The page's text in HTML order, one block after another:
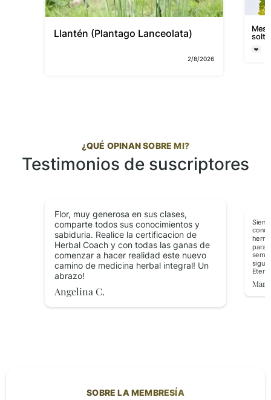
Llantén (Plantago Lanceolata)
2/8/2026
Mes
❤️
¿QUÉ OPINAN SOBRE MI?
Testimonios de suscriptores
Flor, muy generosa en sus clases,
comparte todos sus conocimientos y
sabiduria. Realice la certificacion de
Herbal Coach y con todas las ganas de
comenzar a hacer realidad este nuevo
camino de medicina herbal integral! Un
abrazo!
Angelina C.
para
sigue
SOBRELA MEMBRESÍA